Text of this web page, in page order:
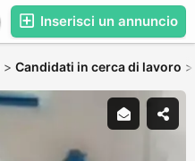
Inserisci un annuncio
> Candidati in cerca di lavoro